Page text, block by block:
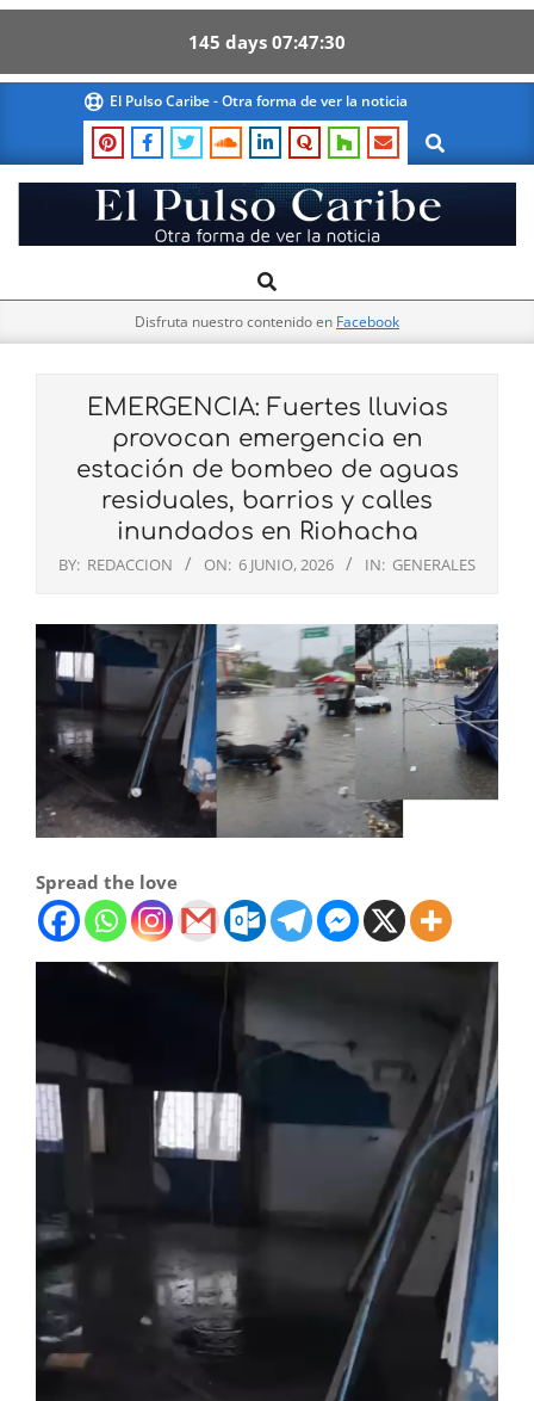
145 days 07 47 29
content
El Pulso Caribe - Otra forma de ver la noticia
Search
El
Pulso
Navigation
Search
Disfruta nuestro contenido en Facebook
EMERGENCIA: Fuertes lluvias
provocan emergencia en
estación de bombeo de aguas
residuales, barrios y calles
inundados en Riohacha
BY: REDACCION ON: 6 JUNIO, 2026 IN: GENERALES
Spread the love